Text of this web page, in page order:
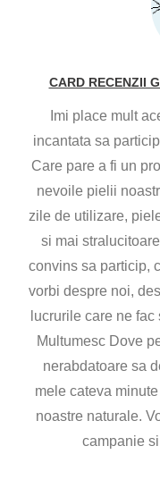
CARD RECENZII
Imi place mult
incantata sa
Care pare a fi un
nevoile pielii
zile de utilizare,
si mai
convins sa particip,
vorbi despre noi,
lucrurile care ne
Multumesc Dove
nerabdatoare sa
mele cateva
noastre naturale.
campanie